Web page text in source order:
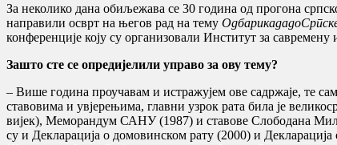
За неколико дана обиљежава се 30 година од прогона
направили осврт на његов рад на тему
конференције коју су организовали Институт за
Зашто сте се опредијелили управо за ову тему?
– Више година проучавам и истражујем ове садржаје, те
ставовима и увјерењима, главни узрок рата била је
вијек), Меморандум САНУ (1987) и ставове Слободана
су и Декларација о домовинском рату (2000) и Декларација